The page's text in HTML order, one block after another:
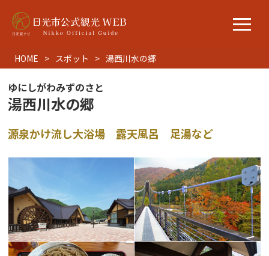
HOME スポット 湯西川水の郷
ゆにしがわみずのさと
湯西川水の郷
源泉かけ流し大浴場 露天風呂 足湯など